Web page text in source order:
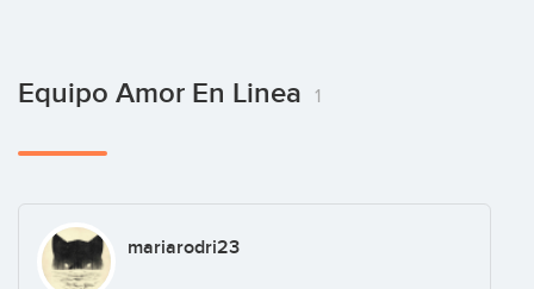
Equipo Amor En Linea 1
mariarodri23